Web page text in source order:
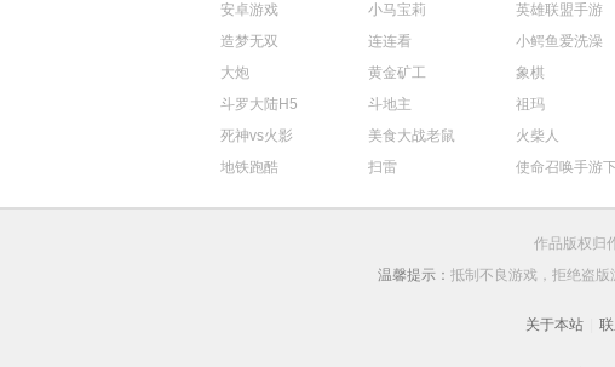
安卓游戏
小马宝莉 英雄联盟手游
造梦无双
连连看 小鳄鱼爱洗澡
大炮
黄金矿工 象棋
斗罗大陆H5
斗地主 祖玛
死神vs火影
美食大战老鼠 火柴人
地铁跑酷
扫雷 使命召唤手游
作品版权归
温馨提示： 抵制不良游戏，拒绝盗
关于本站